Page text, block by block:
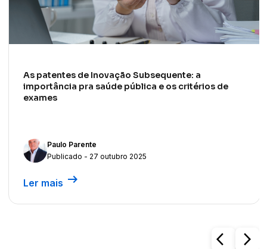
As patentes de Inovação Subsequente: a
importância pra saúde pública e os critérios de
exames
Paulo Parente
Publicado - 27 outubro 2025
Ler mais arrow_right_alt
arrow_back_ios arrow_forward_ios